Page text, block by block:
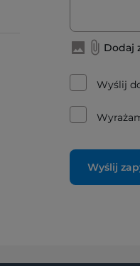
Dodaj
Wyślij
Wyślij